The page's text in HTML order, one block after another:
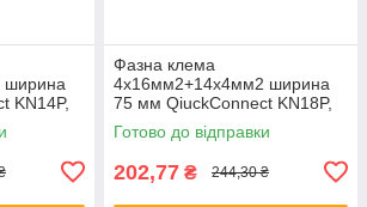
ширина
KN14P,
для
Фазна клема
4x16мм2+14x4мм2 ширина
75 мм QiuckConnect KN18P,
Hager клемний блок, для
щита Хагер, боксу, шафи
Готово до відправки
202,77 ₴ 244,30 ₴